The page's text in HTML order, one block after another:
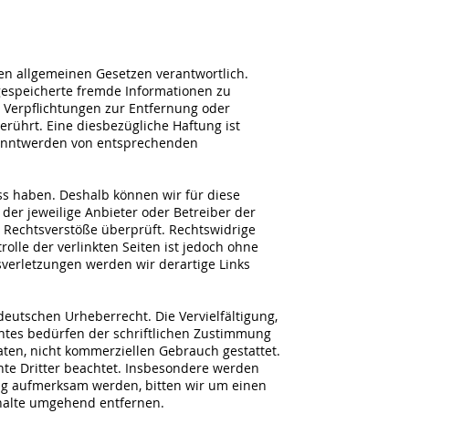
allgemeinen Gesetzen verantwortlich.
fremde Informationen zu
zur Entfernung oder
Eine diesbezügliche Haftung ist
von entsprechenden
haben. Deshalb können wir für diese
jeweilige Anbieter oder Betreiber der
überprüft. Rechtswidrige
der verlinkten Seiten ist jedoch ohne
werden wir derartige Links
Urheberrecht. Die Vervielfältigung,
bedürfen der schriftlichen Zustimmung
nicht kommerziellen Gebrauch gestattet.
Dritter beachtet. Insbesondere werden
aufmerksam werden, bitten wir um einen
umgehend entfernen.